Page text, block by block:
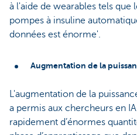
à l'aide de wearables tels que
pompes à insuline
données est énorme'.
Augmentation de la
L'augmentation de la
a permis aux chercheurs en
rapidement d’énormes